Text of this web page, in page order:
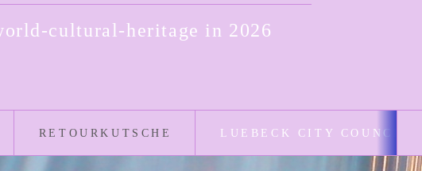
cultural-heritage in 2026
RETOURKUTSCHE LUEBECK CITY COUNCIL